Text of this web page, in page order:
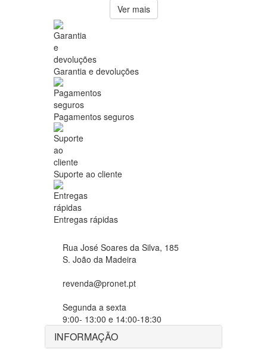
Ver mais
Garantia e devoluções
Pagamentos seguros
Suporte ao cliente
Entregas rápidas
Rua José Soares da Silva, 185
S. João da Madeira
revenda@pronet.pt
Segunda a sexta
9:00- 13:00 e 14:00-18:30
INFORMAÇÃO